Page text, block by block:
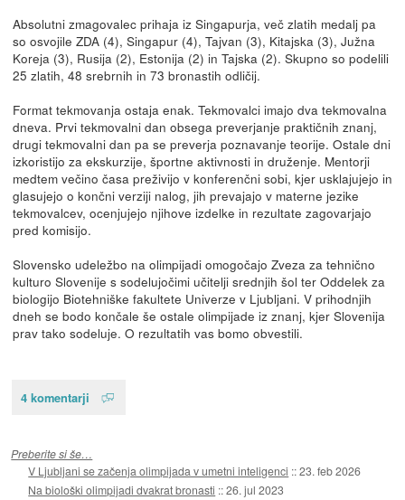
Absolutni zmagovalec prihaja iz Singapurja, več zlatih medalj pa
so osvojile ZDA (4), Singapur (4), Tajvan (3), Kitajska (3), Južna
Koreja (3), Rusija (2), Estonija (2) in Tajska (2). Skupno so podelili
25 zlatih, 48 srebrnih in 73 bronastih odličij.
Format tekmovanja ostaja enak. Tekmovalci imajo dva tekmovalna
dneva. Prvi tekmovalni dan obsega preverjanje praktičnih znanj,
drugi tekmovalni dan pa se preverja poznavanje teorije. Ostale dni
izkoristijo za ekskurzije, športne aktivnosti in druženje. Mentorji
medtem večino časa preživijo v konferenčni sobi, kjer usklajujejo in
glasujejo o končni verziji nalog, jih prevajajo v materne jezike
tekmovalcev, ocenjujejo njihove izdelke in rezultate zagovarjajo
pred komisijo.
Slovensko udeležbo na olimpijadi omogočajo Zveza za tehnično
kulturo Slovenije s sodelujočimi učitelji srednjih šol ter Oddelek za
biologijo Biotehniške fakultete Univerze v Ljubljani. V prihodnjih
dneh se bodo končale še ostale olimpijade iz znanj, kjer Slovenija
prav tako sodeluje. O rezultatih vas bomo obvestili.
4 komentarji
Preberite si še…
V Ljubljani se začenja olimpijada v umetni inteligenci ::23. feb 2026
Na biološki olimpijadi dvakrat bronasti ::26. jul 2023